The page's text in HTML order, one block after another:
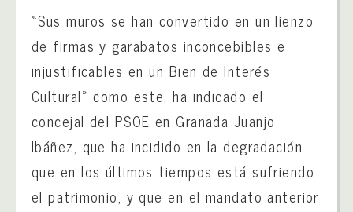
«Sus muros se han convertido en un lienzo
de firmas y garabatos inconcebibles e
injustificables en un Bien de Interés
Cultural» como este, ha indicado el
concejal del PSOE en Granada Juanjo
Ibáñez, que ha incidido en la degradación
que en los últimos tiempos está sufriendo
el patrimonio, y que en el mandato anterior